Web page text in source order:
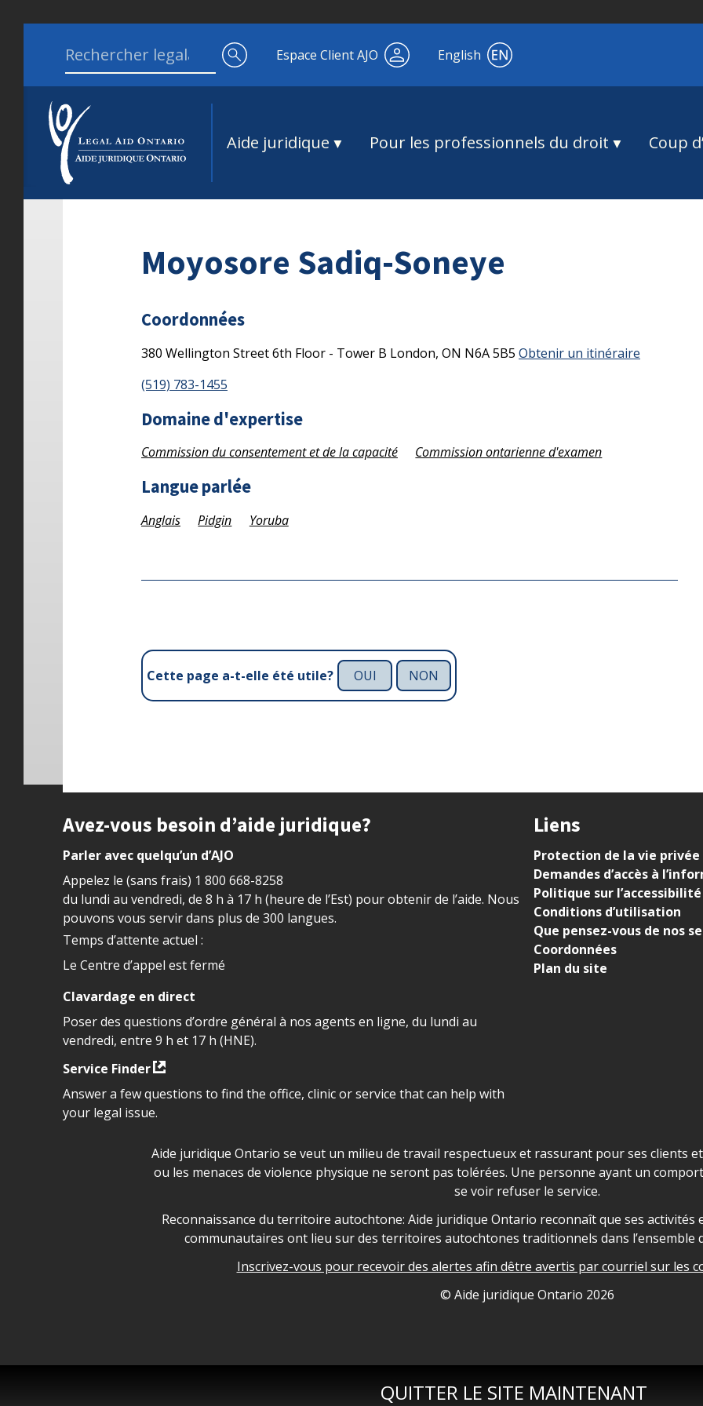
QUITTER LE SITE MAINTENANT
Search for:
Espace Client AJO English
Aide juridique Pour les professionnels du droit Coup
Moyosore Sadiq-Soneye
Coordonnées
380 Wellington Street6th Floor - Tower B London, ON N6A 5B5 Obtenir un itinéraire
(519) 783-1455
Domaine d'expertise
Commission du consentement et de la capacité Commission ontarienne d'examen
Langue parlée
Anglais Pidgin Yoruba
Cette page a-t-elle été utile? OUI NON
Site footer
Avez-vous besoin d’aide juridique?
Parler avec quelqu’un d’AJO
Appelez le (sans frais) 1 800 668-8258
du lundi au vendredi, de 8 h à 17 h (heure de l’Est) pour obtenir de l’aide. Nous
pouvons vous servir dans plus de 300 langues.
Temps d’attente actuel :
Le Centre d’appel est fermé
Clavardage en direct
Poser des questions d’ordre général à nos agents en ligne, du lundi au
vendredi, entre 9 h et 17 h (HNE).
Service Finder
Answer a few questions to find the office, clinic or service that can help with
your legal issue.
Liens
Protection de la vie privée
Demandes d’accès à
Politique sur l’accessibilité
Conditions d’utilisation
Que pensez-vous de nos
Coordonnées
Plan du site
Déclaration sur la sécurité dans les locaux d'AJO.
Aide juridique Ontario se veut un milieu de travail respectueux et rassurant pour ses clients
ou les menaces de violence physique ne seront pas tolérées. Une personne ayant un
se voir refuser le service.
Legal Aid Ontario land acknowledgement
Reconnaissance du territoire autochtone: Aide juridique Ontario reconnaît que ses activités
communautaires ont lieu sur des territoires autochtones traditionnels dans l’ensemble
Inscrivez-vous pour recevoir des alertes afin dêtre avertis par courriel sur les
© Aide juridique Ontario 2026